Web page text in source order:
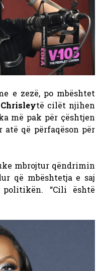
e zezë, po mbështet
të cilët njihen
më pak për çështjen
që përfaqëson për
mbrojtur qëndrimin
që mbështetja e saj
“Cili është